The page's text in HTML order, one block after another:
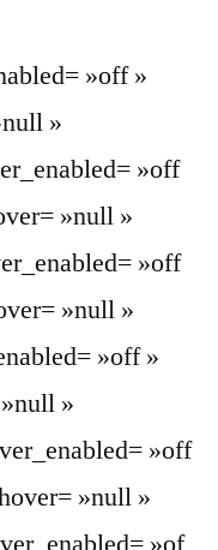
»off »
»
»off
»null »
»off
»null »
»off »
»
»off
»null »